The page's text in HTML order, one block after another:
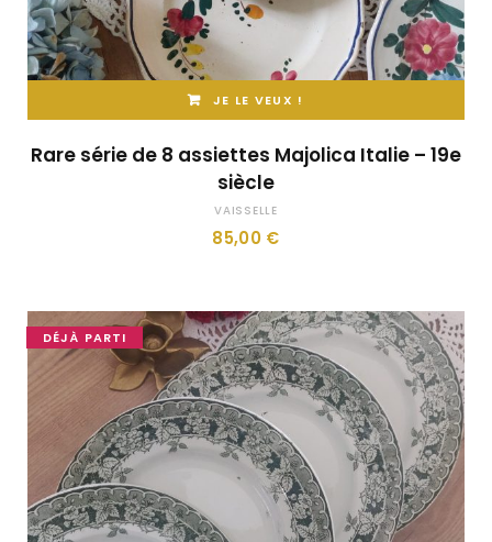
JE LE VEUX !
Rare série de 8 assiettes Majolica Italie – 19e
siècle
VAISSELLE
85,00 €
DÉJÀ PARTI